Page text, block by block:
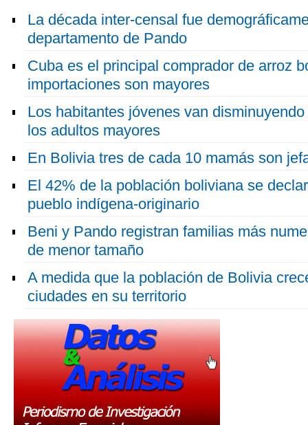
La década inter-censal fue
departamento de Pando
Cuba es el principal comprador de arroz
importaciones son mayores
Los habitantes jóvenes van
los adultos mayores
En Bolivia tres de cada 10 mamás son
El 42% de la población boliviana se
pueblo indígena-originario
Beni y Pando registran familias más
de menor tamaño
A medida que la población de Bolivia
ciudades en su territorio